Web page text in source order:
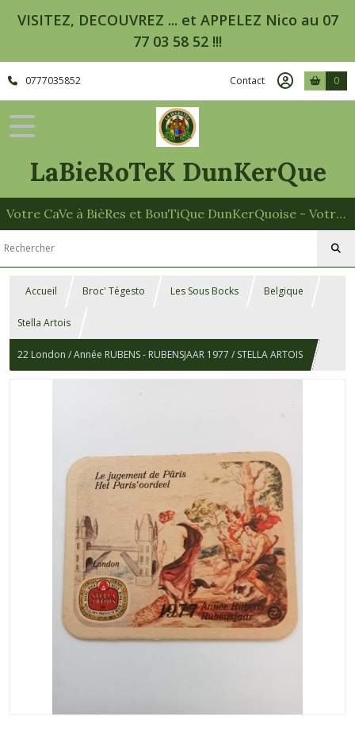
VISITEZ, DECOUVREZ ... et APPELEZ Nico au 07
77 03 58 52 !!!
0777035852 Contact 0
LaBieRoTeK DunKerQue
Votre CaVe à BièRes et BouTiQue DunKerQuoise - Votre Spécialiste des Paniers Garnis
Accueil Broc' Tégesto Les Sous Bocks Belgique
Stella Artois
22 London / Année RUBENS - RUBENSJAAR 1977 / STELLA ARTOIS